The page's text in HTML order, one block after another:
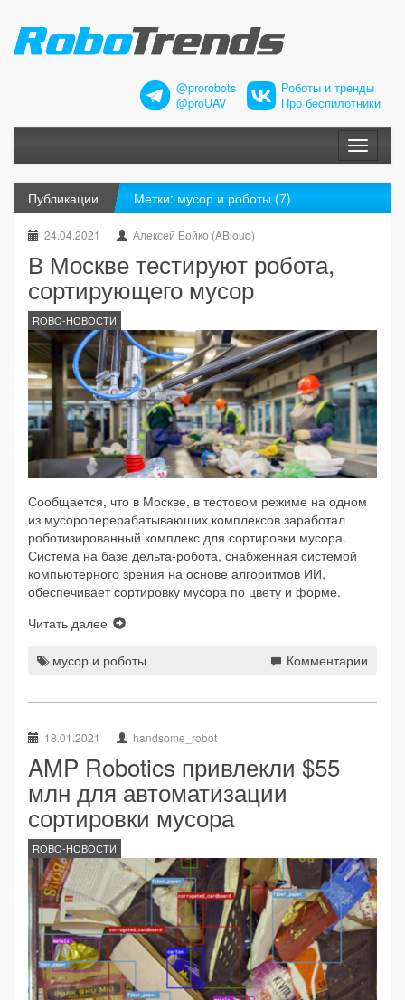
@prorobots
@proUAV
Роботы и тренды
Про беспилотники
Меню
Публикации Метки: мусор и роботы (7)
24.04.2021 Алексей Бойко (ABloud)
В Москве тестируют робота,
сортирующего мусор
ROBO-НОВОСТИ
Сообщается, что в Москве, в тестовом режиме на одном
из мусороперерабатывающих комплексов заработал
роботизированный комплекс для сортировки мусора.
Система на базе дельта-робота, снабженная системой
компьютерного зрения на основе алгоритмов ИИ,
обеспечивает сортировку мусора по цвету и форме.
Читать далее
мусор и роботы Комментарии
18.01.2021 handsome_robot
AMP Robotics привлекли $55
млн для автоматизации
сортировки мусора
ROBO-НОВОСТИ